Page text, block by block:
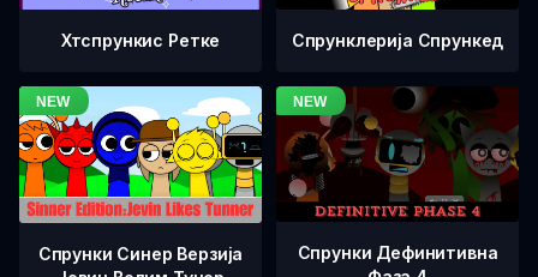
Хтспрункис Ретке Спрунклерија Спрункед
Спрунки Синер Верзија
Спрунки Дефинитивна